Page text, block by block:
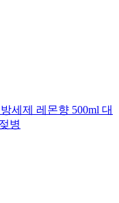
세제 레몬향 500ml 대
병